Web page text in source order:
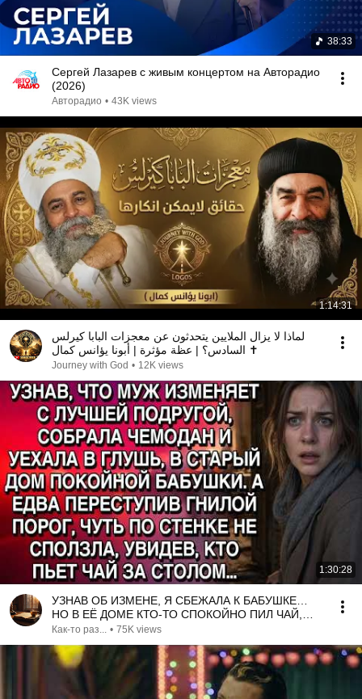
38:33
Сергей Лазарев с живым концертом на Авторадио
(2026)
Авторадио • 43K views
1:14:31
لماذا لا يزال الملايين يتحدثون عن معجزات البابا كيرلس
السادس؟ | عظة مؤثرة | أبونا يؤانس كمال ✝️
Journey with God • 12K views
1:30:28
УЗНАВ ОБ ИЗМЕНЕ, Я СБЕЖАЛА К БАБУШКЕ…
НО В ЕЁ ДОМЕ КТО-ТО СПОКОЙНО ПИЛ ЧАЙ,
СЛОВНО ЖДАЛ МЕНЯ…
Как-то раз... • 75K views